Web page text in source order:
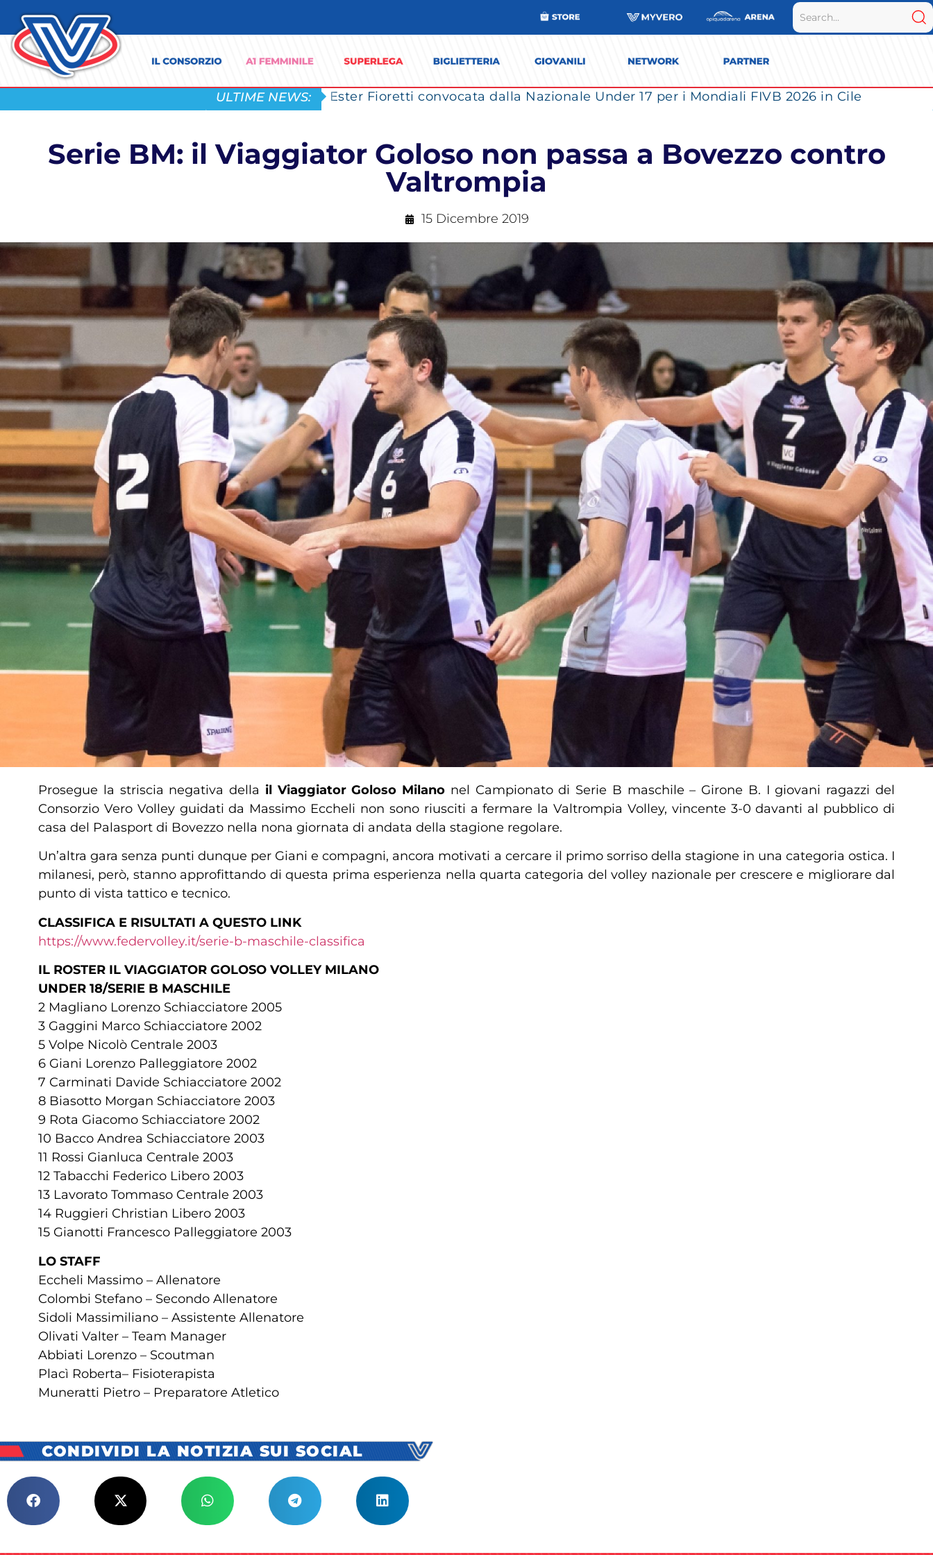
ULTIME NEWS: Ester Fioretti convocata dalla Nazionale Under 17 per i Mondiali FIVB 2026 in Cile
Serie BM: il Viaggiator Goloso non passa a Bovezzo contro
Valtrompia
15 Dicembre 2019
Prosegue la striscia negativa della il Viaggiator Goloso Milano nel Campionato di Serie B maschile – Girone B. I giovani ragazzi del
Consorzio Vero Volley guidati da Massimo Eccheli non sono riusciti a fermare la Valtrompia Volley, vincente 3-0 davanti al pubblico di
casa del Palasport di Bovezzo nella nona giornata di andata della stagione regolare.
Un’altra gara senza punti dunque per Giani e compagni, ancora motivati a cercare il primo sorriso della stagione in una categoria ostica. I
milanesi, però, stanno approfittando di questa prima esperienza nella quarta categoria del volley nazionale per crescere e migliorare dal
punto di vista tattico e tecnico.
CLASSIFICA E RISULTATI A QUESTO LINK
https://www.federvolley.it/serie-b-maschile-classifica
IL ROSTER IL VIAGGIATOR GOLOSO VOLLEY MILANO
UNDER 18/SERIE B MASCHILE
2 Magliano Lorenzo Schiacciatore 2005
3 Gaggini Marco Schiacciatore 2002
5 Volpe Nicolò Centrale 2003
6 Giani Lorenzo Palleggiatore 2002
7 Carminati Davide Schiacciatore 2002
8 Biasotto Morgan Schiacciatore 2003
9 Rota Giacomo Schiacciatore 2002
10 Bacco Andrea Schiacciatore 2003
11 Rossi Gianluca Centrale 2003
12 Tabacchi Federico Libero 2003
13 Lavorato Tommaso Centrale 2003
14 Ruggieri Christian Libero 2003
15 Gianotti Francesco Palleggiatore 2003
LO STAFF
Eccheli Massimo – Allenatore
Colombi Stefano – Secondo Allenatore
Sidoli Massimiliano – Assistente Allenatore
Olivati Valter – Team Manager
Abbiati Lorenzo – Scoutman
Placì Roberta– Fisioterapista
Muneratti Pietro – Preparatore Atletico
CONDIVIDI LA NOTIZIA SUI SOCIAL